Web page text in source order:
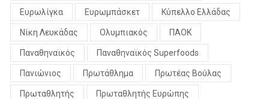
Ευρωλίγκα Ευρωμπάσκετ Κύπελλο Ελλάδας
Νίκη Λευκάδας Ολυμπιακός ΠΑΟΚ
Παναθηναϊκός Παναθηναϊκός Superfoods
Πανιώνιος Πρωτάθλημα Πρωτέας Βούλας
Πρωταθλητής Πρωταθλητής Ευρώπης